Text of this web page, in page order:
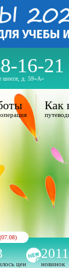
16-21
шоссе, д. 59«А»
цен
2011
новинок
Как